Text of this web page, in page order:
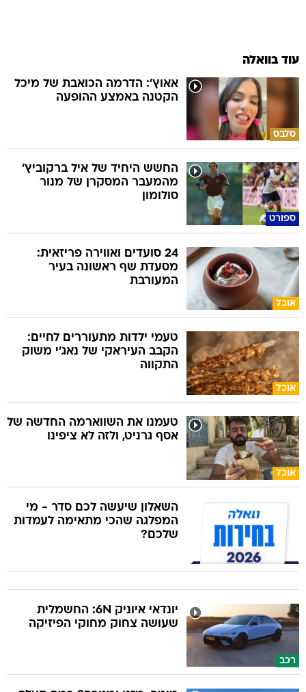
עוד בוואלה
סלבס
אאוץ': הדרמה הכואבת של מיכל
הקטנה באמצע ההופעה
ספורט
החשש היחיד של איל ברקוביץ'
מהמעבר המסקרן של מנור
סולומון
אוכל
24 סועדים ואווירה פריזאית:
מסעדת שף ראשונה בעיר
המעורבת
אוכל
טעמי ילדות מתעוררים לחיים:
הקבב העיראקי של נאג׳י משוק
התקווה
אוכל
טעמנו את השווארמה החדשה של
אסף גרניט, ולזה לא ציפינו
השאלון שיעשה לכם סדר - מי
המפלגה שהכי מתאימה לעמדות
שלכם?
רכב
יונדאי איוניק 6N: החשמלית
שעושה צחוק מחוקי הפיזיקה